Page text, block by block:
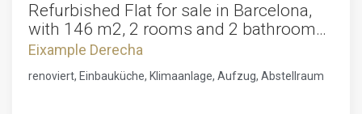
Refurbished Flat for sale in Barcelona,
with 146 m2, 2 rooms and 2 bathrooms,
Storage room, Lift and Air conditioning.
Eixample Derecha
renoviert, Einbauküche, Klimaanlage, Aufzug, Abstellraum